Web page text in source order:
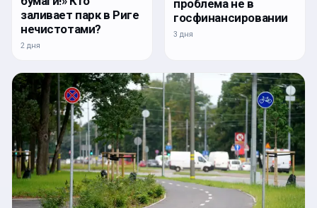
заливает парк в Риге
нечистотами?
2 дня
проблема не в
госфинансировании
3 дня